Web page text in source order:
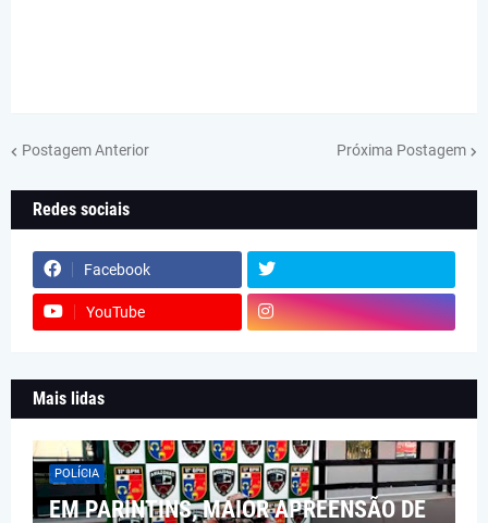
Postagem Anterior Próxima Postagem
Redes sociais
Facebook
YouTube
Mais lidas
POLÍCIA
EM PARINTINS, MAIOR APREENSÃO DE